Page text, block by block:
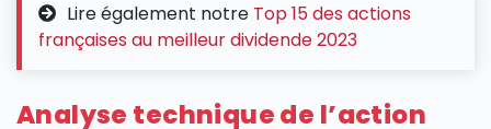
Lire également notre Top 15 des actions
françaises au meilleur dividende 2023
Analyse technique de l’action